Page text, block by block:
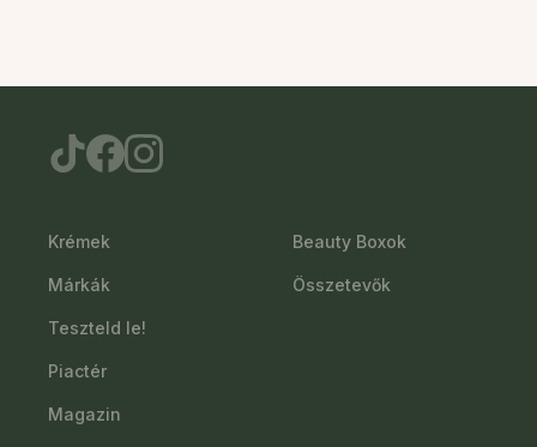
Krémek
Márkák
Teszteld le!
Piactér
Magazin
Beauty Boxok
Összetevők